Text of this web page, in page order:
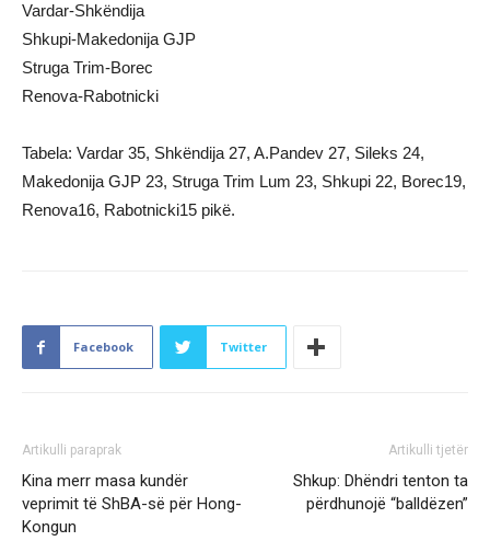
Vardar-Shkëndija
Shkupi-Makedonija GJP
Struga Trim-Borec
Renova-Rabotnicki
Tabela: Vardar 35, Shkëndija 27, A.Pandev 27, Sileks 24,
Makedonija GJP 23, Struga Trim Lum 23, Shkupi 22, Borec19,
Renova16, Rabotnicki15 pikë.
Facebook Twitter
Artikulli paraprak
Kina merr masa kundër
veprimit të ShBA-së për Hong-
Kongun
Artikulli tjetër
Shkup: Dhëndri tenton ta
përdhunojë “balldëzen”